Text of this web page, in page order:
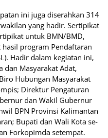
ini juga diserahkan 314
yang hadir. Sertipikat
untuk BMN/BMD,
program Pendaftaran
Hadir dalam kegiatan ini,
dan Masyarakat Adat,
Hubungan Masyarakat
Direktur Pengaturan
dan Wakil Gubernur
BPN Provinsi Kalimantan
Bupati dan Wali Kota se-
Forkopimda setempat.